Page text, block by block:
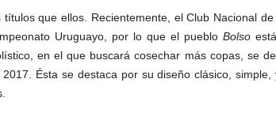
títulos que ellos. Recientemente, el Club Nacional
Uruguayo, por lo que el pueblo Bolsoestá
en el que buscará cosechar más copas, se
2017. Ésta se destaca por su diseño clásico,